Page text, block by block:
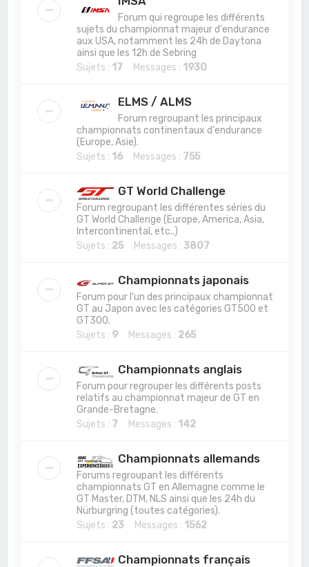
Forum qui regroupe les différents
sujets du championnat majeur d'endurance
aux USA, notamment les 24h de Daytona
ainsi que les 12h de Sebring
Sujets : 17 Messages : 1930
ELMS / ALMS
Forum regroupant les principaux
championnats continentaux d'endurance
(Europe, Asie).
Sujets : 16 Messages : 755
GT World Challenge
Forum regroupant les différentes séries du
GT World Challenge (Europe, America, Asia,
Intercontinental, etc..)
Sujets : 25 Messages : 3807
Championnats japonais
Forum pour l'un des principaux championnat
GT au Japon avec les catégories GT500 et
GT300.
Sujets : 9 Messages : 265
Championnats anglais
Forum pour regrouper les différents posts
relatifs au championnat majeur de GT en
Grande-Bretagne.
Sujets : 7 Messages : 142
Championnats allemands
Forums regroupant les différents
championnats GT en Allemagne comme le
GT Master, DTM, NLS ainsi que les 24h du
Nürburgring (toutes catégories).
Sujets : 23 Messages : 1562
Championnats français